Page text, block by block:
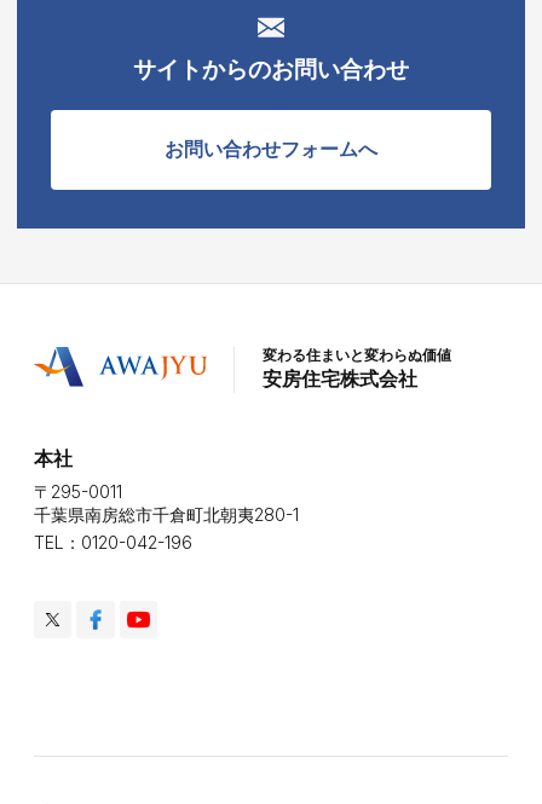
サイトからのお問い合わせ
お問い合わせフォームへ
変わる住まいと変わらぬ価値
安房住宅株式会社
本社
〒295-0011
千葉県南房総市千倉町北朝夷280-1
TEL：0120-042-196